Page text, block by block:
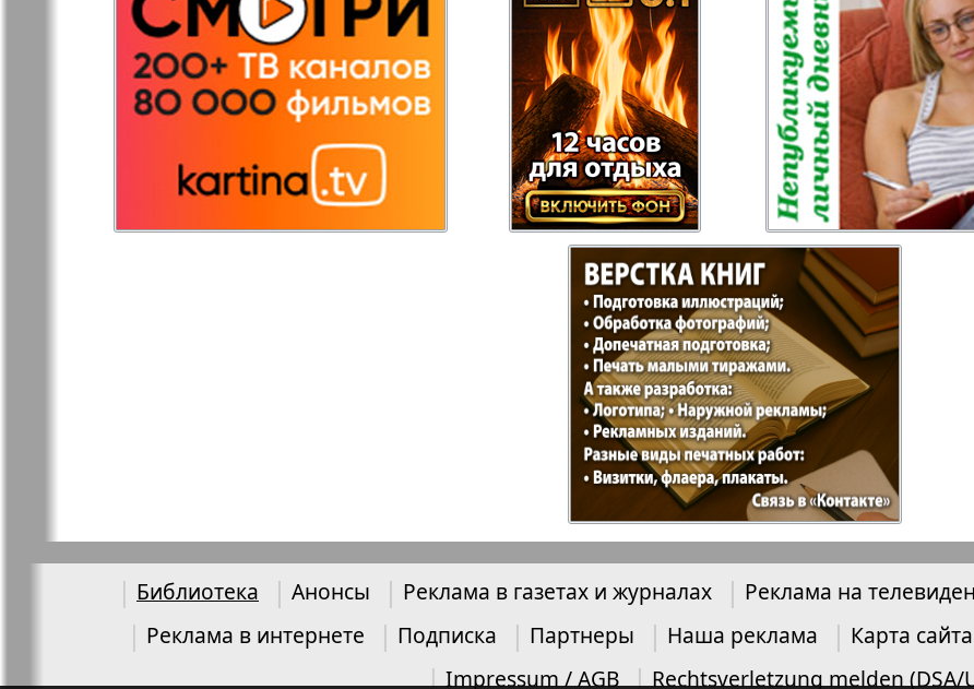
Наш Иерусалим Наш мир
Наша Газета
Италия
Наша
Нескучная газета Новая Wолна Норд
Отдыхай-Купи-
продай
Пражский
телеграф
экспресс
Районка-Nord-Ost-
Bremen
Германия
Рейнская газета
Рубеж Русская Газета Русская Мысль
Библиотека Анонсы Реклама в газетах и журналах Реклама на
Реклама в интернете
Подписка Партнеры Наша реклама Карта сайта
Impressum / AGB
Rechtsverletzung melden (DSA/